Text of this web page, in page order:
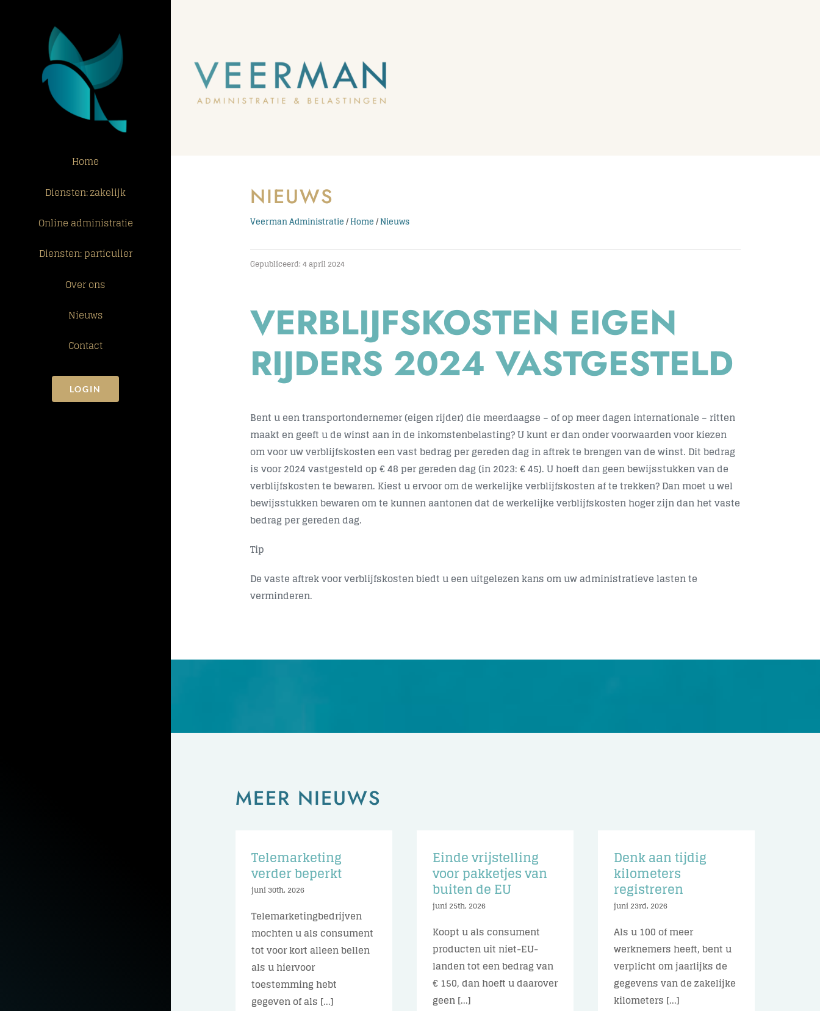
Home
Diensten: zakelijk
Online administratie
Diensten: particulier
Over ons
Nieuws
Contact
LOGIN
NIEUWS
Veerman Administratie/Home/Nieuws
Gepubliceerd: 4 april 2024
VERBLIJFSKOSTEN EIGEN
RIJDERS 2024 VASTGESTELD
Bent u een transportondernemer (eigen rijder) die meerdaagse – of op meer dagen internationale – ritten
maakt en geeft u de winst aan in de inkomstenbelasting? U kunt er dan onder voorwaarden voor kiezen
om voor uw verblijfskosten een vast bedrag per gereden dag in aftrek te brengen van de winst. Dit bedrag
is voor 2024 vastgesteld op € 48 per gereden dag (in 2023: € 45). U hoeft dan geen bewijsstukken van de
verblijfskosten te bewaren. Kiest u ervoor om de werkelijke verblijfskosten af te trekken? Dan moet u wel
bewijsstukken bewaren om te kunnen aantonen dat de werkelijke verblijfskosten hoger zijn dan het vaste
bedrag per gereden dag.
Tip
De vaste aftrek voor verblijfskosten biedt u een uitgelezen kans om uw administratieve lasten te
verminderen.
MEER NIEUWS
Telemarketing
verder beperkt
juni 30th, 2026
Telemarketingbedrijven
mochten u als consument
tot voor kort alleen bellen
als u hiervoor
toestemming hebt
gegeven of als [...]
Einde vrijstelling
voor pakketjes van
buiten de EU
juni 25th, 2026
Koopt u als consument
producten uit niet-EU-
landen tot een bedrag van
€ 150, dan hoeft u daarover
geen [...]
Denk aan tijdig
kilometers
registreren
juni 23rd, 2026
Als u 100 of meer
werknemers heeft, bent u
verplicht om jaarlijks de
gegevens van de zakelijke
kilometers [...]